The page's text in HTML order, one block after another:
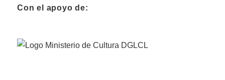
Con el apoyo de: